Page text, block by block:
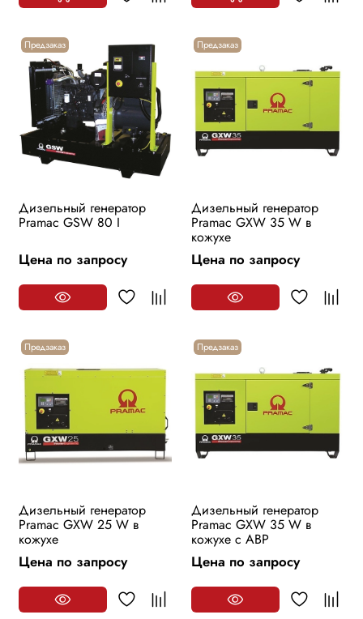
Предзаказ
Дизельный генератор
Pramac GSW 80 I
Цена по запросу
Предзаказ
Дизельный генератор
Pramac GXW 35 W в
кожухе
Цена по запросу
Предзаказ
Дизельный генератор
Pramac GXW 25 W в
кожухе
Цена по запросу
Предзаказ
Дизельный генератор
Pramac GXW 35 W в
кожухе с АВР
Цена по запросу